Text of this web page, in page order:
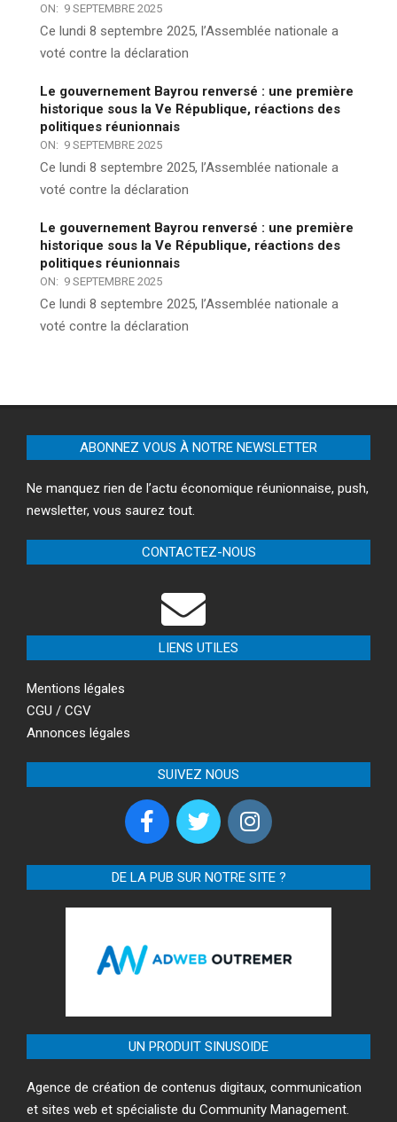
ON: 9 SEPTEMBRE 2025
Ce lundi 8 septembre 2025, l’Assemblée nationale a
voté contre la déclaration
Le gouvernement Bayrou renversé : une première
historique sous la Ve République, réactions des
politiques réunionnais
ON: 9 SEPTEMBRE 2025
Ce lundi 8 septembre 2025, l’Assemblée nationale a
voté contre la déclaration
Le gouvernement Bayrou renversé : une première
historique sous la Ve République, réactions des
politiques réunionnais
ON: 9 SEPTEMBRE 2025
Ce lundi 8 septembre 2025, l’Assemblée nationale a
voté contre la déclaration
ABONNEZ VOUS À NOTRE NEWSLETTER
Ne manquez rien de l’actu économique réunionnaise, push,
newsletter, vous saurez tout.
CONTACTEZ-NOUS
LIENS UTILES
Mentions légales
CGU / CGV
Annonces légales
SUIVEZ NOUS
DE LA PUB SUR NOTRE SITE ?
UN PRODUIT SINUSOIDE
Agence de création de contenus digitaux, communication
et sites web et spécialiste du Community Management.